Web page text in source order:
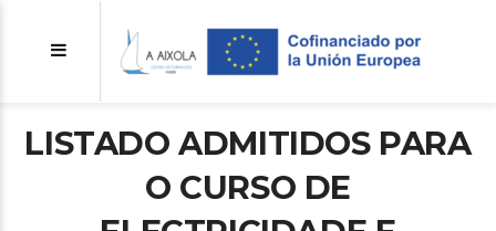
LISTADO ADMITIDOS PARA
O CURSO DE